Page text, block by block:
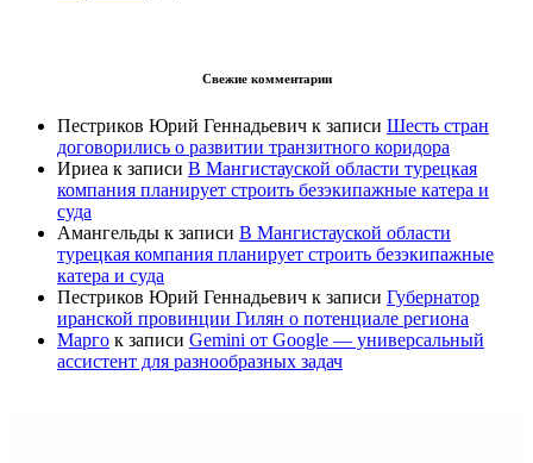
Свежие комментарии
Пестриков Юрий Геннадьевич к записи Шесть стран
договорились о развитии транзитного коридора
Ириеа к записи В Мангистауской области турецкая
компания планирует строить безэкипажные катера и
суда
Амангельды к записи В Мангистауской области
турецкая компания планирует строить безэкипажные
катера и суда
Пестриков Юрий Геннадьевич к записи Губернатор
иранской провинции Гилян о потенциале региона
Марго к записи Gemini от Google — универсальный
ассистент для разнообразных задач